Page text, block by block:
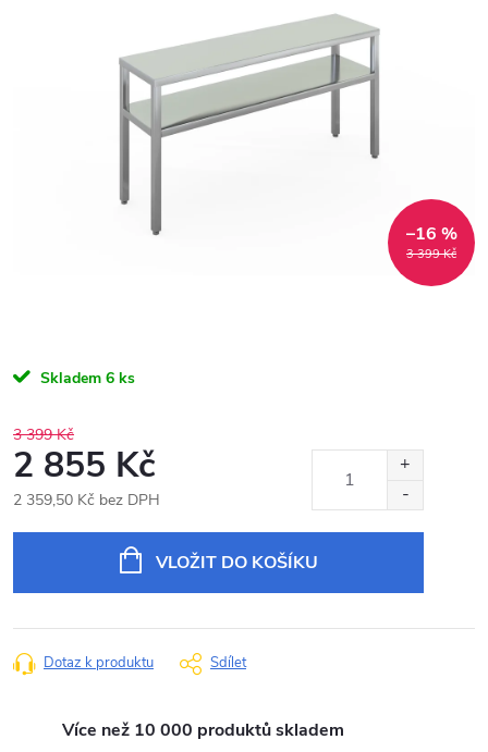
3 399 Kč
–16 %
Skladem 6 ks
3 399 Kč
2 855 Kč
2 359,50 Kč bez DPH
VLOŽIT DO KOŠÍKU
Dotaz k produktu Sdílet
Více než 10 000 produktů skladem